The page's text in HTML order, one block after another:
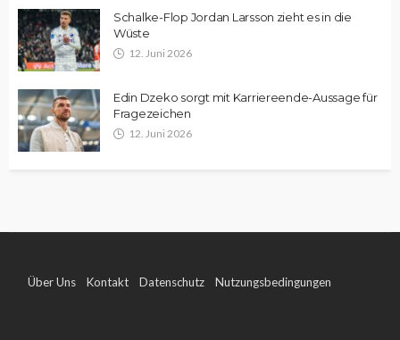
Schalke-Flop Jordan Larsson zieht es in die
Wüste
12. Juni 2026
Edin Dzeko sorgt mit Karriereende-Aussage für
Fragezeichen
12. Juni 2026
Über Uns Kontakt Datenschutz Nutzungsbedingungen